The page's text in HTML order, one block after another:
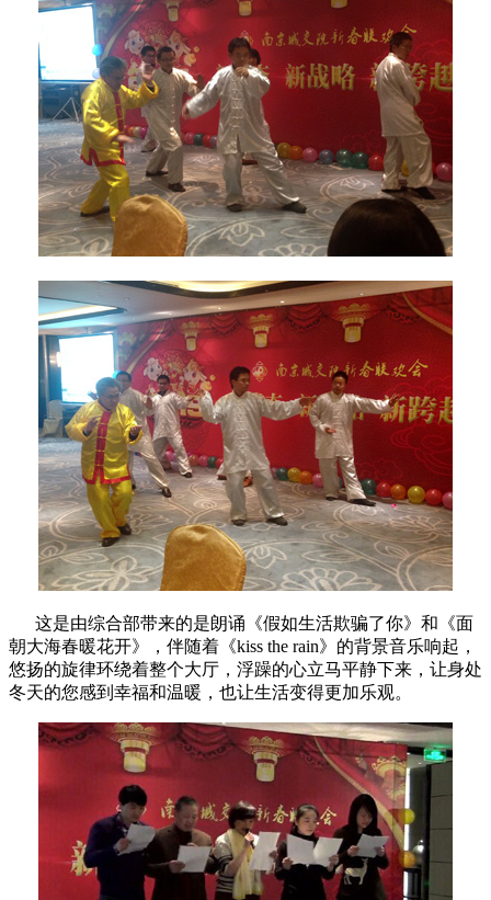
这是由综合部带来的是朗诵《假如生活欺骗了你》和《面
朝大海春暖花开》，伴随着《kiss the rain》的背景音乐响起，
悠扬的旋律环绕着整个大厅，浮躁的心立马平静下来， 让身处
冬天的您感到幸福和温暖，也让生活变得更加乐观。